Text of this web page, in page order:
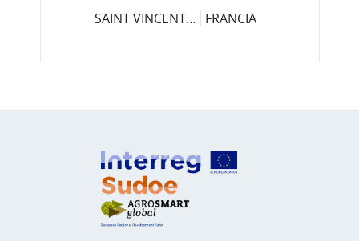
SAINT VINCENT… FRANCIA